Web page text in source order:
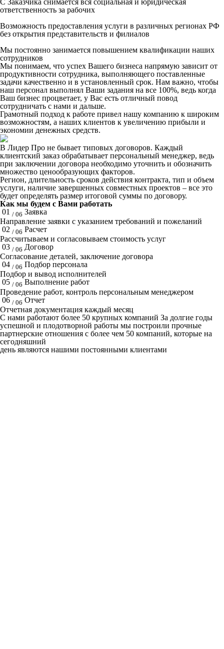
ответственность за рабочих
Возможность предоставления услуги в различных регионах РФ
без открытия представительств и филиалов
Мы постоянно занимается повышением квалификации наших
сотрудников
Мы понимаем, что успех Вашего бизнеса напрямую зависит от
продуктивности сотрудника, выполняющего поставленные
задачи качественно и в установленный срок. Нам важно, чтобы
наш персонал выполнял Ваши задания на все 100%, ведь когда
Ваш бизнес процветает, у Вас есть отличный повод
сотрудничать с нами и дальше.
Грамотный подход к работе привел нашу компанию к широким
возможностям, а наших клиентов к увеличению прибыли и
экономии денежных средств.
В Лидер Про не бывает типовых договоров. Каждый
клиентский заказ обрабатывает персональный менеджер, ведь
при заключении договора необходимо уточнить и обозначить
множество ценообразующих факторов.
Регион, длительность сроков действия контракта, тип и объем
услуги, наличие завершенных совместных проектов – все это
будет определять размер итоговой суммы по договору.
Как мы будем с Вами работать
01 / 06 Заявка
Направление заявки с указанием требований и пожеланий
02 / 06 Расчет
Рассчитываем и согласовываем стоимость услуг
03 / 06 Договор
Согласование деталей, заключение договора
04 / 06 Подбор персонала
Подбор и вывод исполнителей
05 / 06 Выполнение работ
Проведение работ, контроль персональным менеджером
06 / 06 Отчет
Отчетная документация каждый месяц
C нами работают более 50 крупных компаний За долгие годы
успешной и плодотворной работы мы построили прочные
партнерские отношения с более чем 50 компаний, которые на
сегодняшний
день являются нашими постоянными клиентами